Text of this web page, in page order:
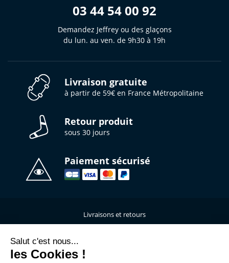
03 44 54 00 92
Demandez Jeffrey ou des glaçons
du lun. au ven. de 9h30 à 19h
Livraison gratuite
à partir de 59€ en France Métropolitaine
Retour produit
sous 30 jours
Paiement sécurisé
Livraisons et retours
Qui sommes-nous ?
Salut c'est nous...
les Cookies !